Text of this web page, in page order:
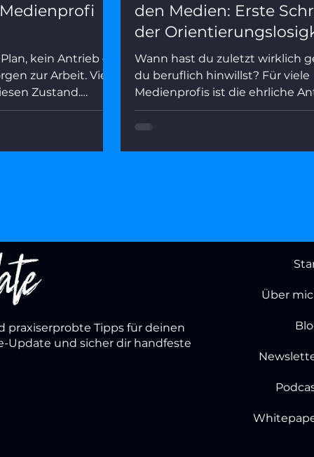
kein Antrieb –
zur Arbeit. Viele
Zustand.
fehlende
ist, was wirklich
den Medien: Erste
der
Wann hast du zuletzt wirklich
du beruflich hinwillst? Für viele
Medienprofis ist die ehrliche
gerade: „Ich weiß es nicht
Orientierungslosigkeit im Job
praxiserprobte Tipps für deinen
Update und sicher dir handfeste
Über